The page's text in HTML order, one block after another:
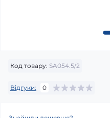
Код товару: SA054.5/2
Відгуки: 0